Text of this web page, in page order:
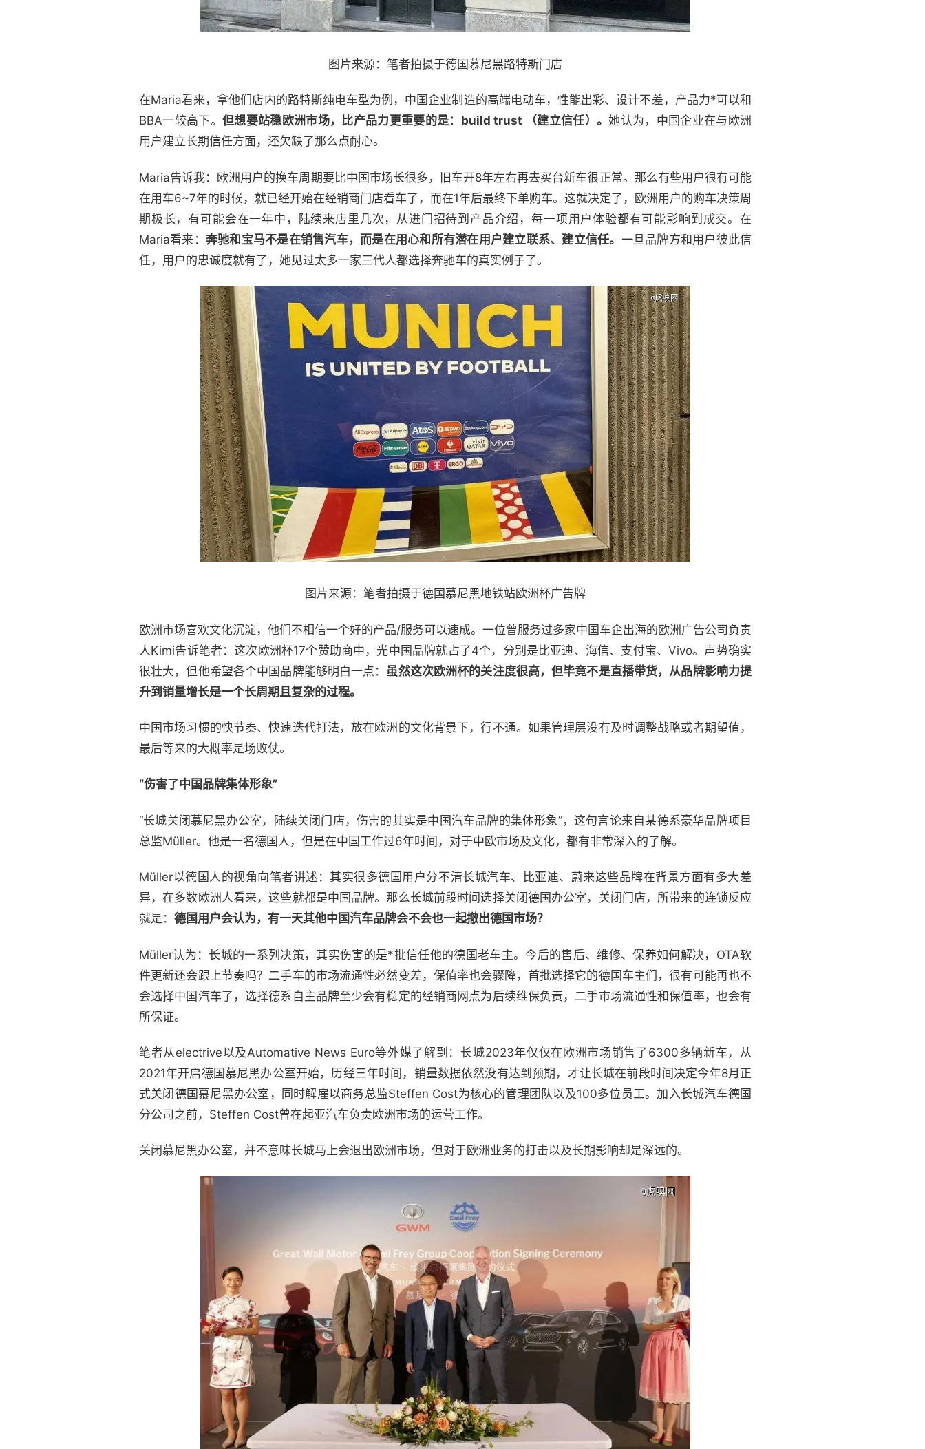
图片来源：笔者拍摄于德国慕尼黑路特斯门店
在Maria看来，拿他们店内的路特斯纯电车型为例，中国企业制造的高端电动车，性能出彩、设计不差，产品力*可以和
BBA一较高下。 但想要站稳欧洲市场，比产品力更重要的是： build trust （建立信任）。她认为，中国企业在与欧洲
用户建立长期信任方面，还欠缺了那么点耐心。
Maria告诉我：欧洲用户的换车周期要比中国市场长很多，旧车开8年左右再去买台新车很正常。那么有些用户很有可能
在用车6~7年的时候，就已经开始在经销商门店看车了，而在1年后最终下单购车。这就决定了，欧洲用户的购车决策周
期极长，有可能会在一年中，陆续来店里几次，从进门招待到产品介绍，每一项用户体验都有可能影响到成交。在
Maria看来： 奔驰和宝马不是在销售汽车，而是在用心和所有潜在用户建立联系、建立信任。 一旦品牌方和用户彼此信
任，用户的忠诚度就有了，她见过太多一家三代人都选择奔驰车的真实例子了。
图片来源：笔者拍摄于德国慕尼黑地铁站欧洲杯广告牌
欧洲市场喜欢文化沉淀，他们不相信一个好的产品/服务可以速成。一位曾服务过多家中国车企出海的欧洲广告公司负责
人Kimi告诉笔者：这次欧洲杯17个赞助商中，光中国品牌就占了4个，分别是比亚迪、海信、支付宝、Vivo。声势确实
很壮大，但他希望各个中国品牌能够明白一点： 虽然这次欧洲杯的关注度很高，但毕竟不是直播带货，从品牌影响力提
升到销量增长是一个长周期且复杂的过程。
中国市场习惯的快节奏、快速迭代打法，放在欧洲的文化背景下，行不通。如果管理层没有及时调整战略或者期望值，
最后等来的大概率是场败仗。
“伤害了中国品牌集体形象”
“长城关闭慕尼黑办公室，陆续关闭门店，伤害的其实是中国汽车品牌的集体形象”，这句言论来自某德系豪华品牌项目
总监Müller。他是一名德国人，但是在中国工作过6年时间，对于中欧市场及文化，都有非常深入的了解。
Müller以德国人的视角向笔者讲述：其实很多德国用户分不清长城汽车、比亚迪、蔚来这些品牌在背景方面有多大差
异，在多数欧洲人看来，这些就都是中国品牌。那么长城前段时间选择关闭德国办公室，关闭门店，所带来的连锁反应
就是： 德国用户会认为，有一天其他中国汽车品牌会不会也一起撤出德国市场？
Müller认为：长城的一系列决策，其实伤害的是*批信任他的德国老车主。今后的售后、维修、保养如何解决，OTA软
件更新还会跟上节奏吗？二手车的市场流通性必然变差，保值率也会骤降，首批选择它的德国车主们，很有可能再也不
会选择中国汽车了，选择德系自主品牌至少会有稳定的经销商网点为后续维保负责，二手市场流通性和保值率，也会有
所保证。
笔者从electrive以及Automative News Euro等外媒了解到：长城2023年仅仅在欧洲市场销售了6300多辆新车，从
2021年开启德国慕尼黑办公室开始，历经三年时间，销量数据依然没有达到预期，才让长城在前段时间决定今年8月正
式关闭德国慕尼黑办公室，同时解雇以商务总监Steffen Cost为核心的管理团队以及100多位员工。加入长城汽车德国
分公司之前，Steffen Cost曾在起亚汽车负责欧洲市场的运营工作。
关闭慕尼黑办公室，并不意味长城马上会退出欧洲市场，但对于欧洲业务的打击以及长期影响却是深远的。